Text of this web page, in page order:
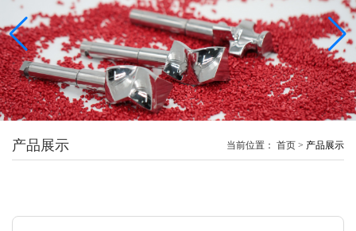
产品展示 当前位置： 首页 > 产品展示